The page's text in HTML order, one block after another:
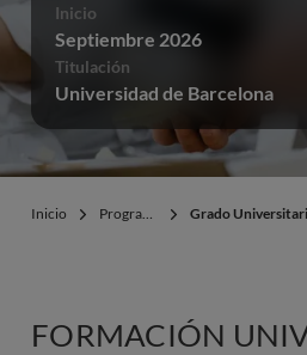
Inicio
Septiembre 2026
Titulación
Universidad de Barcelona
Inicio Grado
FORMACIÓN